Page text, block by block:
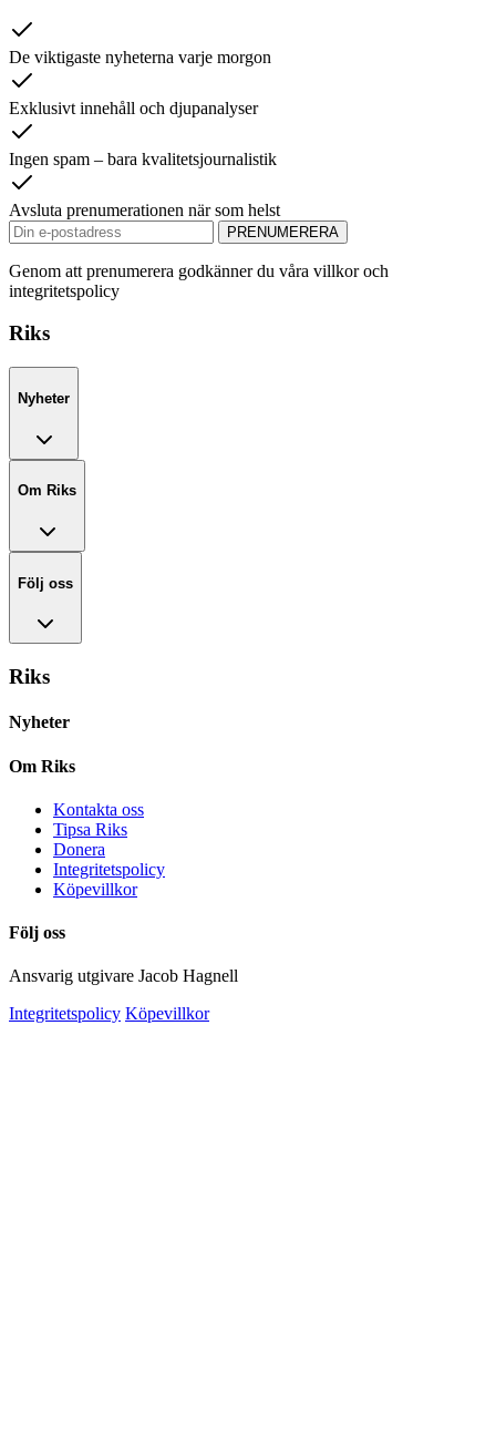
De viktigaste nyheterna varje morgon
Exklusivt innehåll och djupanalyser
Ingen spam – bara kvalitetsjournalistik
Avsluta prenumerationen när som helst
PRENUMERERA
Genom att prenumerera godkänner du våra villkor och
integritetspolicy
Riks
Nyheter
Om Riks
Följ oss
Riks
Nyheter
Om Riks
Kontakta oss
Tipsa Riks
Donera
Integritetspolicy
Köpevillkor
Följ oss
Ansvarig utgivare Jacob Hagnell
Integritetspolicy Köpevillkor